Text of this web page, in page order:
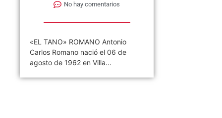
No hay comentarios
«EL TANO» ROMANO Antonio
Carlos Romano nació el 06 de
agosto de 1962 en Villa...